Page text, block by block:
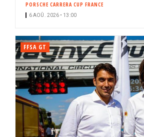
PORSCHE CARRERA CUP FRANCE
6 AOÛ. 2026 • 13:00
FFSA GT